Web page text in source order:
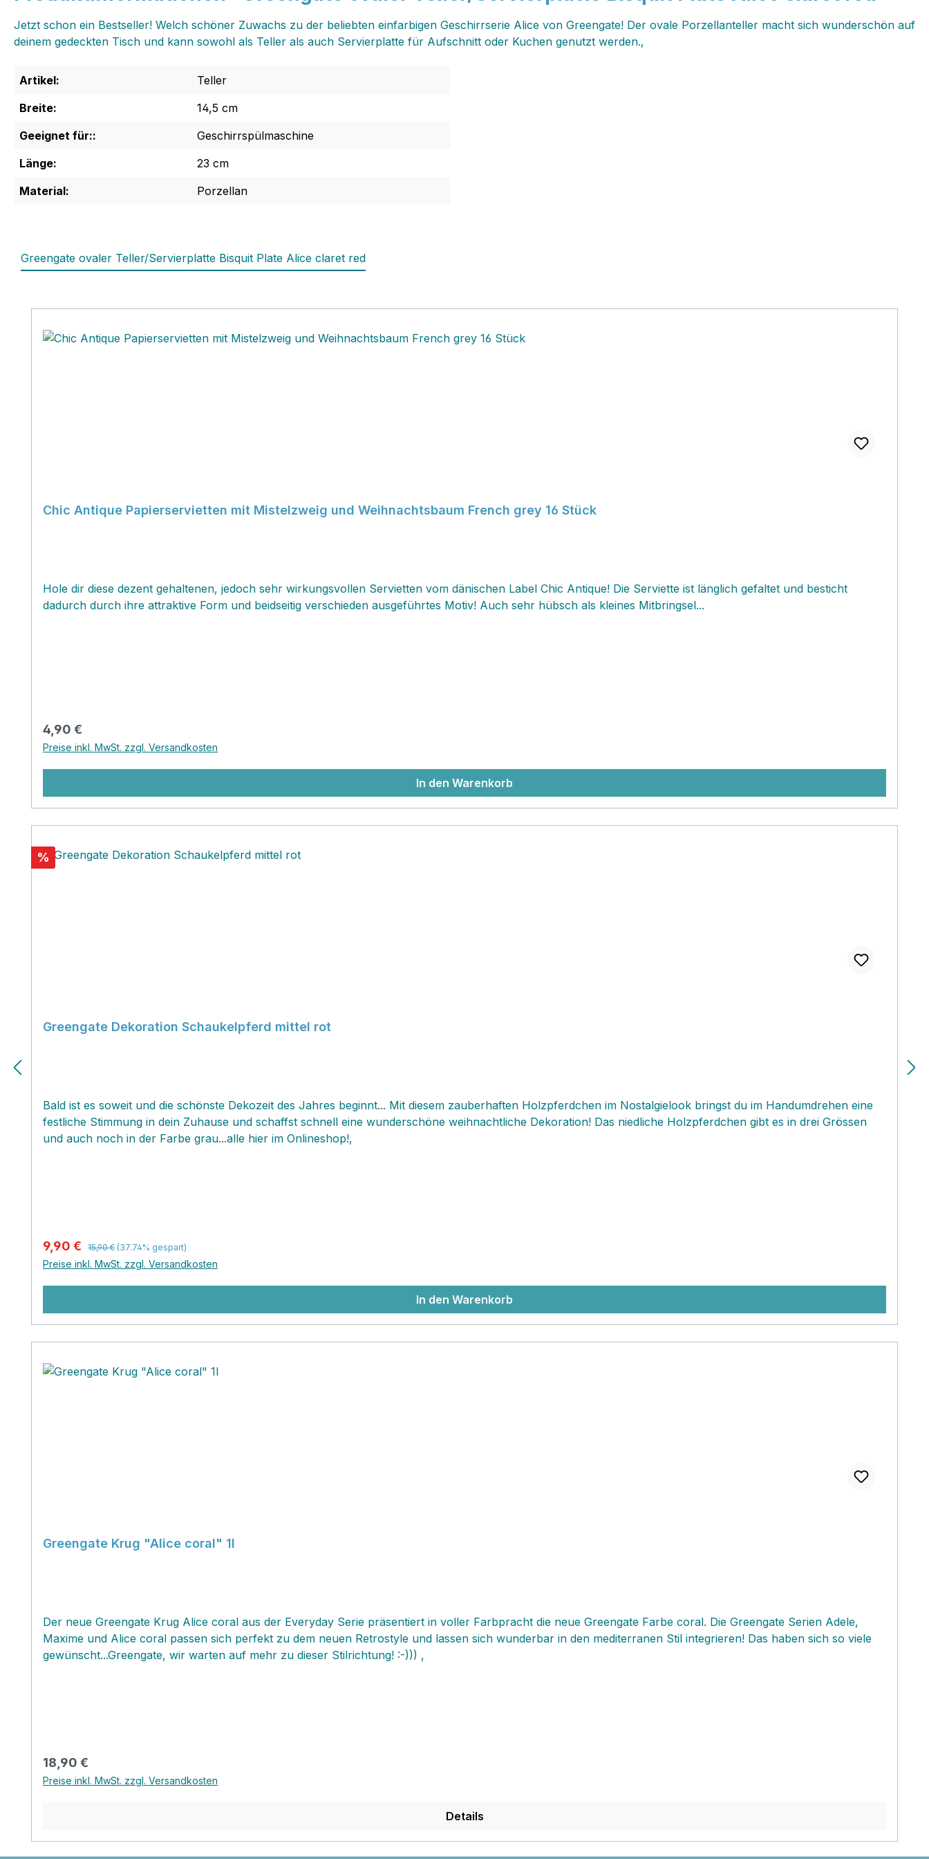
Jetzt schon ein Bestseller! Welch schöner Zuwachs zu der beliebten einfarbigen Geschirrserie Alice von Greengate! Der ovale Porzellanteller macht sich wunderschön auf
deinem gedeckten Tisch und kann sowohl als Teller als auch Servierplatte für Aufschnitt oder Kuchen genutzt werden.‚
Artikel:
Teller
Breite:
14,5 cm
Geeignet für::
Geschirrspülmaschine
Länge:
23 cm
Material:
Porzellan
Greengate ovaler Teller/Servierplatte Bisquit Plate Alice claret red
Chic Antique Papierservietten mit Mistelzweig und Weihnachtsbaum French grey 16 Stück
Hole dir diese dezent gehaltenen, jedoch sehr wirkungsvollen Servietten vom dänischen Label Chic Antique! Die Serviette ist länglich gefaltet und besticht
dadurch durch ihre attraktive Form und beidseitig verschieden ausgeführtes Motiv! Auch sehr hübsch als kleines Mitbringsel...
Regulärer Preis:
4,90 €
Preise inkl. MwSt. zzgl. Versandkosten
In den Warenkorb
Rabatt
%
Greengate Dekoration Schaukelpferd mittel rot
Bald ist es soweit und die schönste Dekozeit des Jahres beginnt... Mit diesem zauberhaften Holzpferdchen im Nostalgielook bringst du im Handumdrehen eine
festliche Stimmung in dein Zuhause und schaffst schnell eine wunderschöne weihnachtliche Dekoration! Das niedliche Holzpferdchen gibt es in drei Grössen
und auch noch in der Farbe grau...alle hier im Onlineshop!‚
Verkaufspreis:
9,90 € Regulärer Preis:
15,90 € (37.74% gespart)
Preise inkl. MwSt. zzgl. Versandkosten
In den Warenkorb
Greengate Krug "Alice coral" 1l
Der neue Greengate Krug Alice coral aus der Everyday Serie präsentiert in voller Farbpracht die neue Greengate Farbe coral. Die Greengate Serien Adele,
Maxime und Alice coral passen sich perfekt zu dem neuen Retrostyle und lassen sich wunderbar in den mediterranen Stil integrieren! Das haben sich so viele
gewünscht...Greengate, wir warten auf mehr zu dieser Stilrichtung! :-))) ‚
Regulärer Preis:
18,90 €
Preise inkl. MwSt. zzgl. Versandkosten
Details